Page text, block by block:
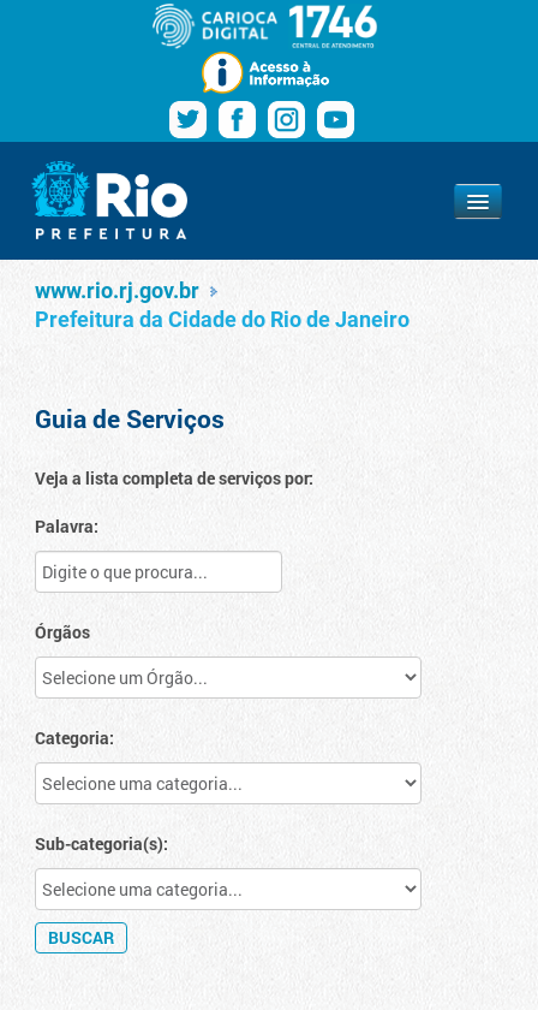
Pular para o conteúdo
Navegação
www.rio.rj.gov.br
Serviços
www.rio.rj.gov.br
Prefeitura da Cidade do Rio de Janeiro
Guia de Serviços
Veja a lista completa de serviços por:
Palavra:
Órgãos
Categoria:
Sub-categoria(s):